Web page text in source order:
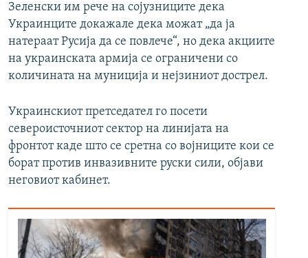
Зеленски им рече на сојузниците дека
Украинците докажале дека можат „да ја
натераат Русија да се повлече“, но дека акциите
на украинската армија се ограничени со
количината на муниција и нејзиниот дострел.
Украинскиот претседател го посети
североисточниот сектор на линијата на
фронтот каде што се сретна со војниците кои се
борат против инвазивните руски сили, објави
неговиот кабинет.